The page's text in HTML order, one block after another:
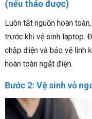
(nếu tháo được)
Luôn tắt nguồn hoàn
trước khi vệ sinh laptop.
chập điện và bảo vệ linh
hoàn toàn ngắt điện.
Bước 2: Vệ sinh vỏ